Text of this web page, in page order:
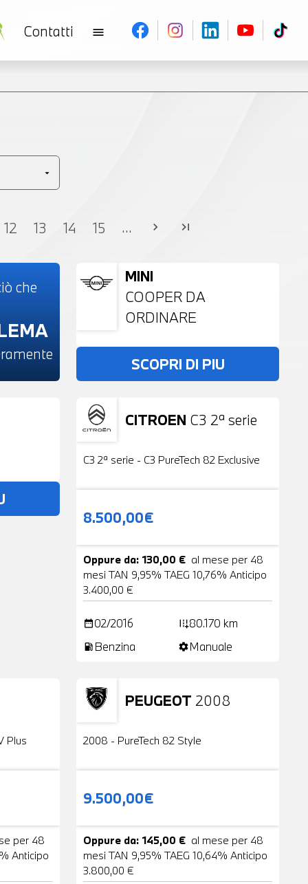
Contatti menu
12 13 14 15 ... chevron_right last_page
che
MINI
COOPER DA
ORDINARE
SCOPRI DI PIU
CITROEN C3 2ª serie
Usato 19 Foto
C3 2ª serie - C3 PureTech 82 Exclusive
8.500,00€
Oppure da: 130,00 € al mese per 48
mesi TAN 9,95% TAEG 10,76% Anticipo
3.400,00 €
date_range02/2016 add_road80.170 km
local_gas_station Benzina settingsManuale
Plus
per 48
Anticipo
PEUGEOT 2008
Usato
2008 - PureTech 82 Style
9.500,00€
Oppure da: 145,00 € al mese per 48
mesi TAN 9,95% TAEG 10,64% Anticipo
3.800,00 €